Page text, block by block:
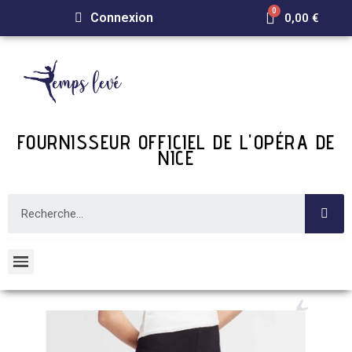
Connexion 0,00 €
FOURNISSEUR OFFICIEL DE L'OPÉRA DE
NICE